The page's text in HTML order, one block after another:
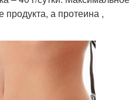
продукта, а протеина ,